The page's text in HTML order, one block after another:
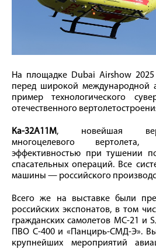
На площадке Dubai Airshow
перед широкой международной
пример технологического
отечественного
Ка-32А11М, новейшая
многоцелевого вертолета,
эффективностью при тушении
спасательных операций. Все
машины — российского
Всего же на выставке были
российских экспонатов, в том
гражданских самолетов МС-21 и
ПВО С-400 и «Панцирь-СМД-Э».
крупнейших мероприятий